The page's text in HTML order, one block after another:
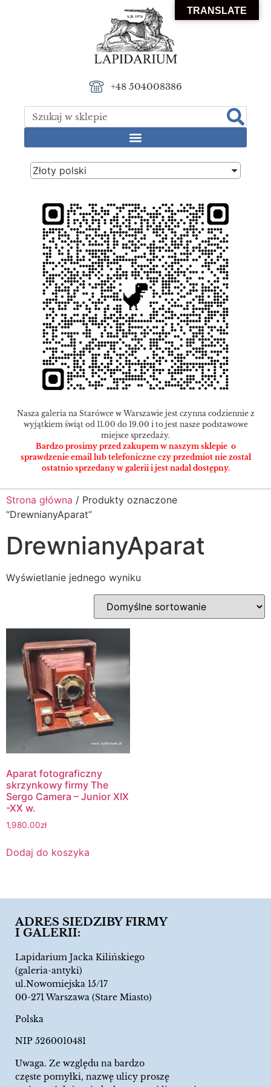
+48 504008386
Złoty polski
Nasza galeria na Starówce w Warszawie jest czynna codziennie z
wyjątkiem świąt od 11.00 do 19.00 i to jest nasze podstawowe
miejsce sprzedaży.
Bardzo prosimy przed zakupem w naszym sklepie o
sprawdzenie email lub telefoniczne czy przedmiot nie został
ostatnio sprzedany w galerii i jest nadal dostępny.
Strona główna / Produkty oznaczone
“DrewnianyAparat”
DrewnianyAparat
Wyświetlanie jednego wyniku
Aparat fotograficzny
skrzynkowy firmy The
Sergo Camera – Junior XIX
-XX w.
1,980.00zł
Dodaj do koszyka
ADRES SIEDZIBY FIRMY
I GALERII:
Lapidarium Jacka Kilińskiego
(galeria-antyki)
ul.Nowomiejska 15/17
00-271 Warszawa (Stare Miasto)
Polska
NIP 5260010481
Uwaga. Ze względu na bardzo
częste pomyłki, nazwę ulicy proszę
TRANSLATE